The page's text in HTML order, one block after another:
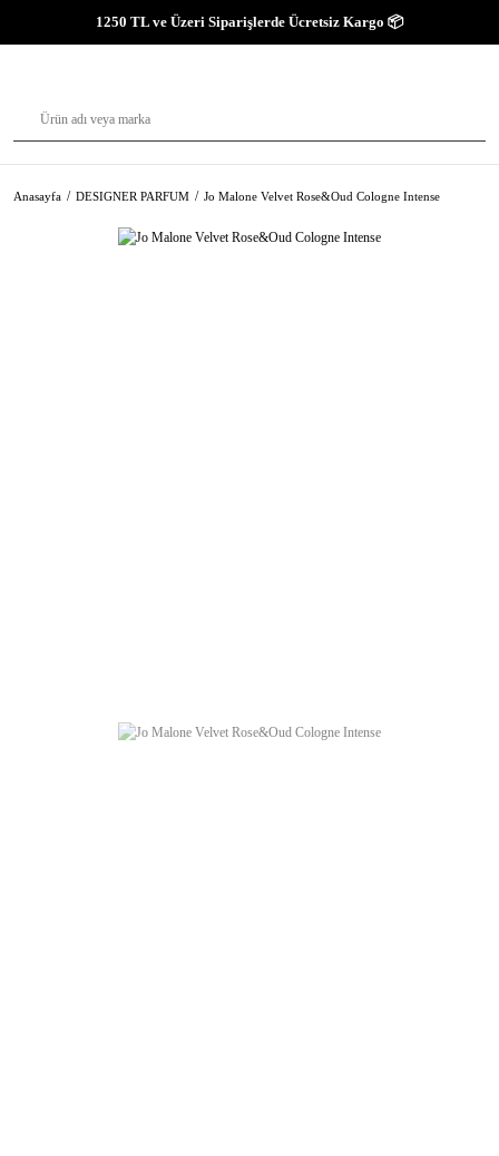
1250 TL ve Üzeri Siparişlerde Ücretsiz Kargo 📦
Anasayfa DESIGNER PARFUM Jo Malone Velvet Rose&Oud Cologne Intense